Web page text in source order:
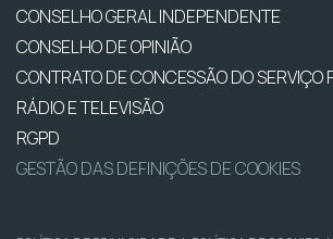
CONSELHO GERAL INDEPENDENTE
CONSELHO DE OPINIÃO
CONTRATO DE CONCESSÃO DO SERVIÇO
RÁDIO E TELEVISÃO
RGPD
GESTÃO DAS DEFINIÇÕES DE COOKIES